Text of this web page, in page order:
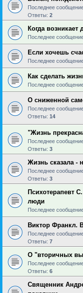
Последнее
Ответы: 2
Когда возникает
Последнее
Если хочешь
Последнее
Как сделать
Последнее
О сниженной
Последнее
Ответы: 14
"Жизнь
Последнее
Ответы: 3
Жизнь сказала -
Последнее
Ответы: 3
Психотерапевт
люди
Последнее
Виктор Франкл.
Последнее
Ответы: 7
О "вторичных
Последнее
Ответы: 6
Священник